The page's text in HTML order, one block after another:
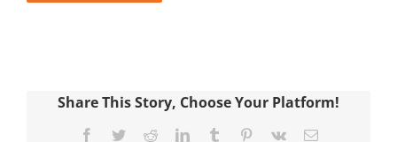
Share This Story, Choose Your Platform!
Facebook
TwitterRedditLinkedInTumblr Pinterest
Vk
E-